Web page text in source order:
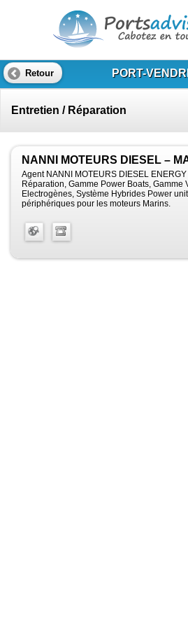
Retour PORT-
Entretien / Réparation
Agent NANNI MOTEURS DIESEL
Réparation, Gamme Power Boats, Gamme
Electrogènes, Système Hybrides Power
périphériques pour les moteurs Marins.